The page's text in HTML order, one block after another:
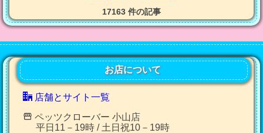
17163 件の記事
お店について
店舗とサイト一覧
ペッツクローバー 小山店
平日11－19時 / 土日祝10－19時